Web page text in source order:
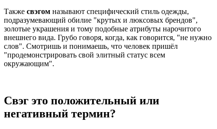
Также свэгом называют специфический стиль одежды,
подразумевающий обилие "крутых и люксовых брендов",
золотые украшения и тому подобные атрибуты нарочитого
внешнего вида. Грубо говоря, когда, как говорится, "не нужно
слов". Смотришь и понимаешь, что человек пришёл
"продемонстрировать свой элитный статус всем
окружающим".
Свэг это положительный или
негативный термин?